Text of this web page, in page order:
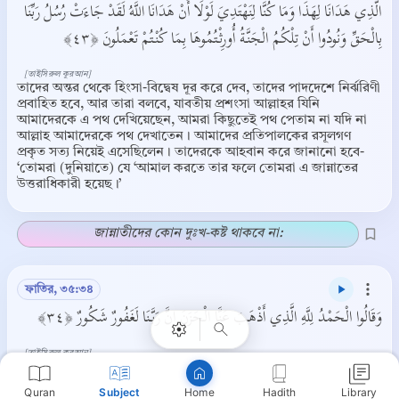
Quran Subject Home Hadith Library
الَّذِي هَدَانَا لِهَذَا وَمَا كُنَّا لِنَهْتَدِيَ لَوْلَا أَنْ هَدَانَا اللَّهُ لَقَدْ جَاءَتْ رُسُلُ رَبِّنَا
بِالْحَقِّ وَنُودُوا أَنْ تِلْكُمُ الْجَنَّةُ أُورِثْتُمُوهَا بِمَا كُنْتُمْ تَعْمَلُونَ ﴿٤٣﴾
তাদের অন্তর থেকে হিংসা-বিদ্বেষ দূর করে দেব, তাদের পাদদেশে নির্ঝরিণী
প্রবাহিত হবে, আর তারা বলবে, যাবতীয় প্রশংসা আল্লাহর যিনি
আমাদেরকে এ পথ দেখিয়েছেন, আমরা কিছুতেই পথ পেতাম না যদি না
আল্লাহ আমাদেরকে পথ দেখাতেন। আমাদের প্রতিপালকের রসূলগণ
প্রকৃত সত্য নিয়েই এসেছিলেন। তাদেরকে আহবান করে জানানো হবে-
‘তোমরা (দুনিয়াতে) যে ‘আমাল করতে তার ফলে তোমরা এ জান্নাতের
উত্তরাধিকারী হয়েছ।’
[তাইসিরুল কুরআন]
জান্নাতীদের কোন দুঃখ-কষ্ট থাকবে না:
ফাতির, ৩৫:৩৪
وَقَالُوا الْحَمْدُ لِلَّهِ الَّذِي أَذْهَبَ عَنَّا الْحَزَنَ إِنَّ رَبَّنَا لَغَفُورٌ شَكُورٌ ﴿٣٤﴾
আর তারা বলবে- যাবতীয় প্রশংসা আল্লাহর যিনি আমাদের দুঃখ কষ্ট দূর
করে দিয়েছেন। আমাদের প্রতিপালক অবশ্যই পরম ক্ষমাশীল, (ভাল
কাজের) বড়ই মর্যাদাদানকারী।
[তাইসিরুল কুরআন]